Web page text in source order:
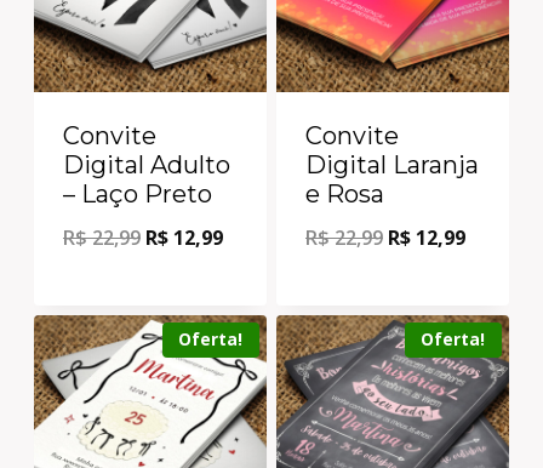
Convite
Digital Adulto
– Laço Preto
R$22,99 R$ 12,99
Convite
Digital Laranja
e Rosa
R$22,99 R$ 12,99
Oferta! Oferta!